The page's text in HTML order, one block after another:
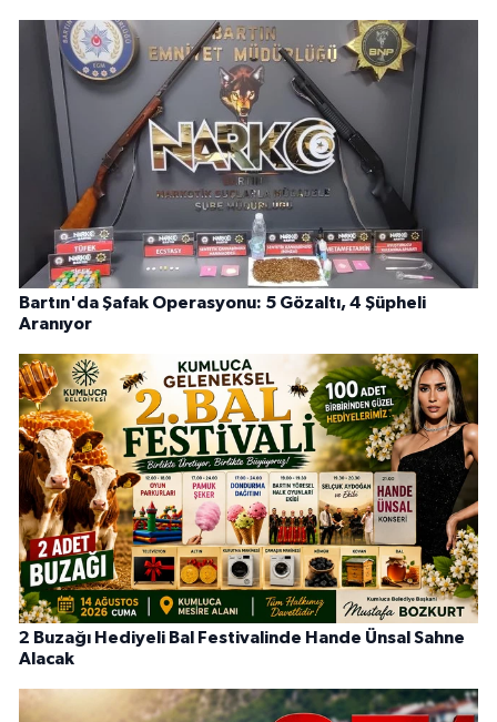
Bartın'da Şafak Operasyonu: 5 Gözaltı, 4 Şüpheli
Aranıyor
2 Buzağı Hediyeli Bal Festivalinde Hande Ünsal Sahne
Alacak